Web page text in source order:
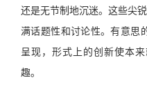
还是无节制地沉迷。这些尖
满话题性和讨论性。有意思
呈现，形式上的创新使本
趣。